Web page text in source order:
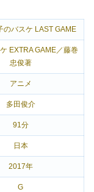
のバスケ LAST GAME
EXTRA GAME／藤巻
忠俊著
アニメ
多田俊介
91分
日本
2017年
G